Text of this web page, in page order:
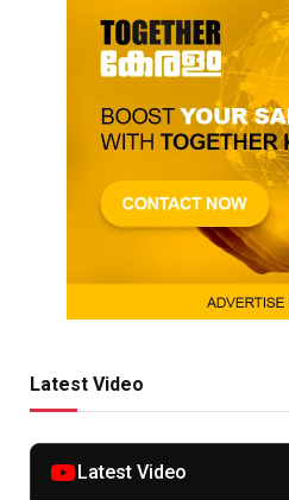
Latest Video
Latest Video